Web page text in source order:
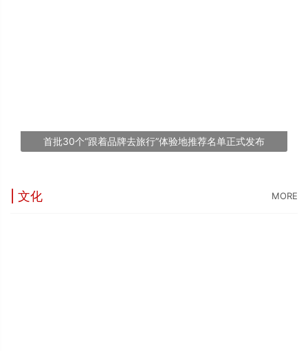
首批30个“跟着品牌去旅行”体验地推荐名单正式发布
| 文化 MORE